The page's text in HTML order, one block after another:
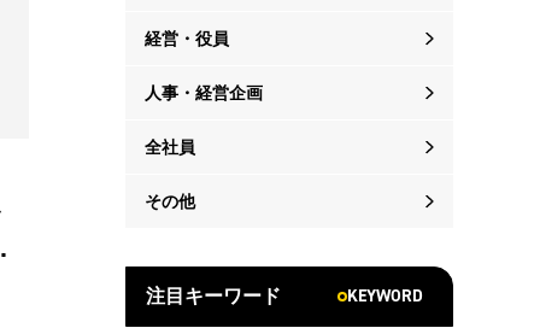
経営・役員
人事・経営企画
全社員
その他
注目キーワード KEYWORD